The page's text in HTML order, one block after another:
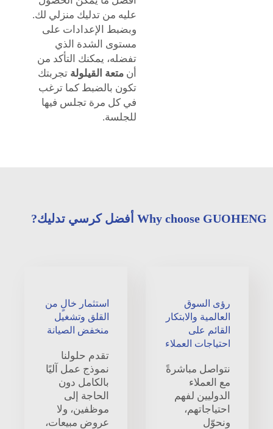
عليه من تدليك منزلي لك.
وبضبط الإعدادات على
مستوى الشدة الذي
تفضله، يمكنك التأكد من
أن متعة القيلولة تجربتك
تكون بالضبط كما ترغب
في كل مرة تجلس فيها
للجلسة.
Why choose GUOHENG أفضل كرسي تدليك?
رؤى السوق
العالمية والابتكار
القائم على
احتياجات العملاء
نتواصل مباشرةً
مع العملاء
الدوليين لفهم
احتياجاتهم،
ونحوّل
استثمار خالٍ من
القلق وتشغيل
منخفض الصيانة
تقدم حلولنا
نموذج عمل آليًا
بالكامل دون
الحاجة إلى
موظفين، ولا
عروض مبيعات،